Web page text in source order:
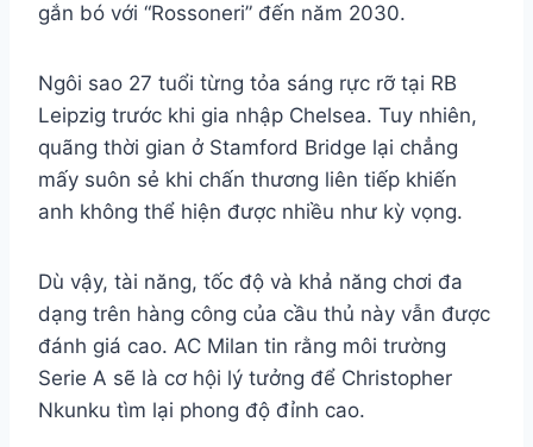
gắn bó với “Rossoneri” đến năm 2030.
Ngôi sao 27 tuổi từng tỏa sáng rực rỡ tại RB
Leipzig trước khi gia nhập Chelsea. Tuy nhiên,
quãng thời gian ở Stamford Bridge lại chẳng
mấy suôn sẻ khi chấn thương liên tiếp khiến
anh không thể hiện được nhiều như kỳ vọng.
Dù vậy, tài năng, tốc độ và khả năng chơi đa
dạng trên hàng công của cầu thủ này vẫn được
đánh giá cao. AC Milan tin rằng môi trường
Serie A sẽ là cơ hội lý tưởng để Christopher
Nkunku tìm lại phong độ đỉnh cao.